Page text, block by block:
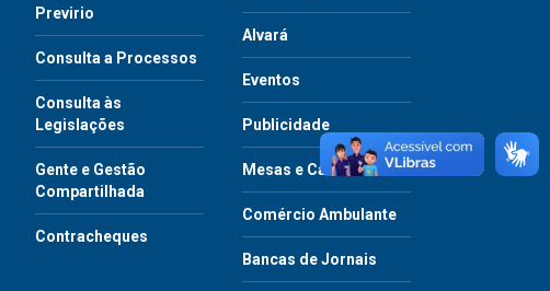
Previrio
Consulta a Processos
Consulta às
Legislações
Gente e Gestão
Compartilhada
Contracheques
Alvará
Eventos
Publicidade
Mesas e Cadeiras
Comércio Ambulante
Bancas de Jornais